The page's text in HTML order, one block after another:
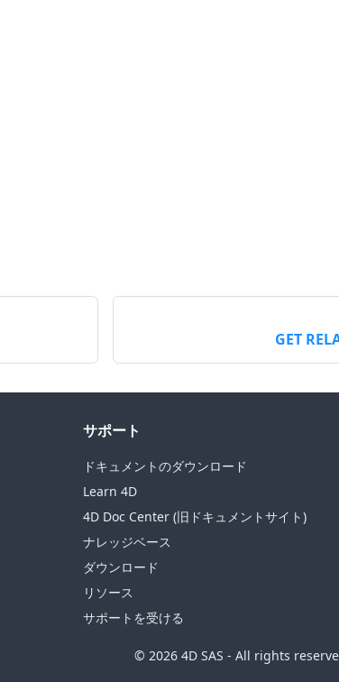
GET
サポート
ドキュメントのダウンロード
Learn 4D
4D Doc Center (旧ドキュメントサイト)
ナレッジベース
ダウンロード
リソース
サポートを受ける
© 2026 4D SAS - All rights